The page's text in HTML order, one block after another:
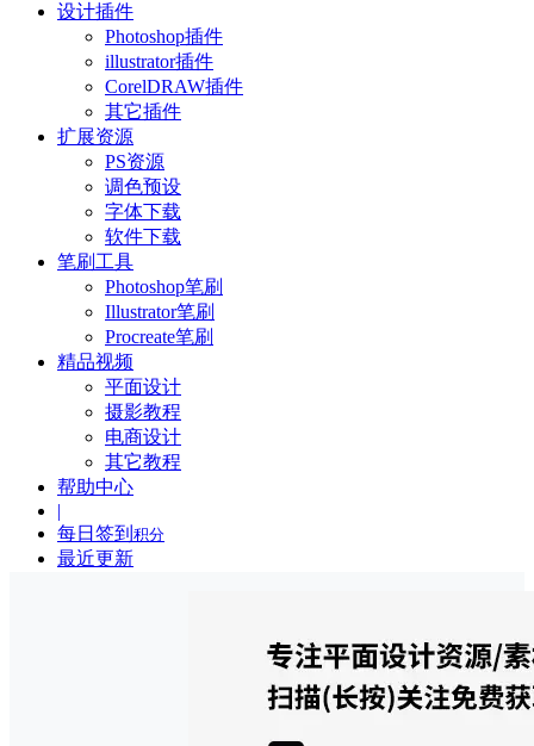
设计插件
Photoshop插件
illustrator插件
CorelDRAW插件
其它插件
扩展资源
PS资源
调色预设
字体下载
软件下载
笔刷工具
Photoshop笔刷
Illustrator笔刷
Procreate笔刷
精品视频
平面设计
摄影教程
电商设计
其它教程
帮助中心
|
每日签到 积分
最近更新